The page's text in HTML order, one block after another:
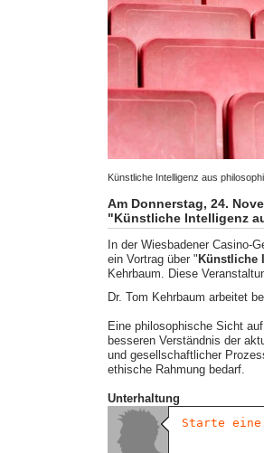
Künstliche Intelligenz aus
Am Donnerstag, 24.
"Künstliche Intelligenz
In der Wiesbadener Casino-
ein Vortrag über " Künstliche
Kehrbaum. Diese
Dr. Tom Kehrbaum arbeitet
Eine philosophische Sicht
besseren Verständnis der
und gesellschaftlicher
ethische Rahmung bedarf.
Unterhaltung